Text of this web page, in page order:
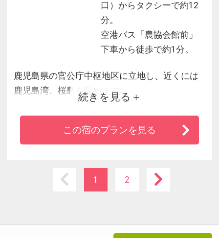
口）からタクシーで約12
分。
空港バス「農協会館前」
下車から徒歩で約1分。
鹿児島県の官公庁中枢地区に立地し、近くには
鹿児島湾、桜島を臨めます。
鹿児島市民文化ホールや、スポーツ試合等全国
大会の行われる施設も徒歩圏内。
空港リムジンバス乗降場は徒歩１分。交通面も
続きを見る
この宿のプランを見る
1 2